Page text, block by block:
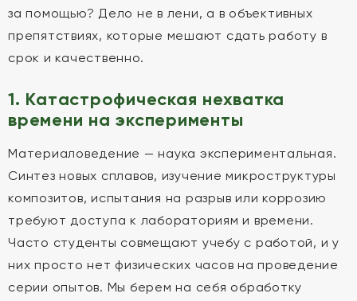
за помощью? Дело не в лени, а в объективных
препятствиях, которые мешают сдать работу в
срок и качественно.
1. Катастрофическая нехватка
времени на эксперименты
Материаловедение — наука экспериментальная.
Синтез новых сплавов, изучение микроструктуры
композитов, испытания на разрыв или коррозию
требуют доступа к лабораториям и времени.
Часто студенты совмещают учебу с работой, и у
них просто нет физических часов на проведение
серии опытов. Мы берем на себя обработку